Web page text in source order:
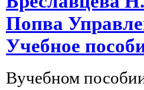
Попва
Учебное
Вучебном